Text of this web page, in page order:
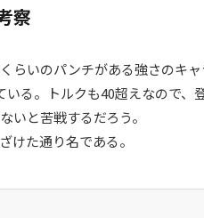
察
らいのパンチがある強さのキ
いる。トルクも40超えなので
いと苦戦するだろう。
けた通り名である。